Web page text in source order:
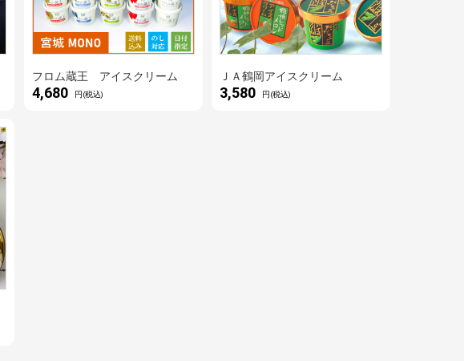
フロム蔵王 アイスクリーム
4,680 円(税込)
ＪＡ鶴岡アイスクリーム
3,580 円(税込)